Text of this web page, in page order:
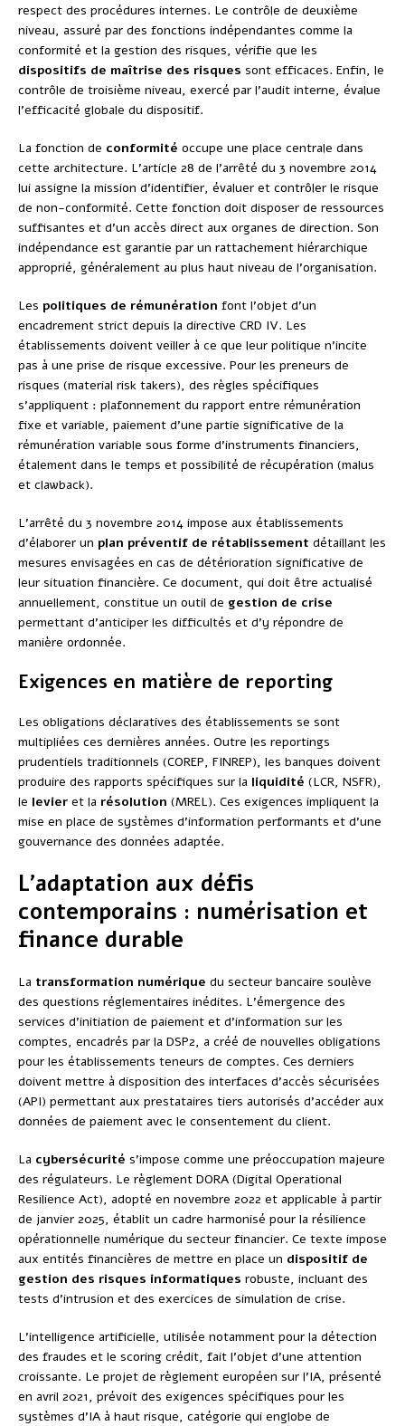
respect des procédures internes. Le contrôle de deuxième
niveau, assuré par des fonctions indépendantes comme la
conformité et la gestion des risques, vérifie que les
dispositifs de maîtrise des risques sont efficaces. Enfin, le
contrôle de troisième niveau, exercé par l’audit interne, évalue
l’efficacité globale du dispositif.
La fonction de conformité occupe une place centrale dans
cette architecture. L’article 28 de l’arrêté du 3 novembre 2014
lui assigne la mission d’identifier, évaluer et contrôler le risque
de non-conformité. Cette fonction doit disposer de ressources
suffisantes et d’un accès direct aux organes de direction. Son
indépendance est garantie par un rattachement hiérarchique
approprié, généralement au plus haut niveau de l’organisation.
Les politiques de rémunération font l’objet d’un
encadrement strict depuis la directive CRD IV. Les
établissements doivent veiller à ce que leur politique n’incite
pas à une prise de risque excessive. Pour les preneurs de
risques (material risk takers), des règles spécifiques
s’appliquent : plafonnement du rapport entre rémunération
fixe et variable, paiement d’une partie significative de la
rémunération variable sous forme d’instruments financiers,
étalement dans le temps et possibilité de récupération (malus
et clawback).
L’arrêté du 3 novembre 2014 impose aux établissements
d’élaborer un plan préventif de rétablissement détaillant les
mesures envisagées en cas de détérioration significative de
leur situation financière. Ce document, qui doit être actualisé
annuellement, constitue un outil de gestion de crise
permettant d’anticiper les difficultés et d’y répondre de
manière ordonnée.
Exigences en matière de reporting
Les obligations déclaratives des établissements se sont
multipliées ces dernières années. Outre les reportings
prudentiels traditionnels (COREP, FINREP), les banques doivent
produire des rapports spécifiques sur la liquidité (LCR, NSFR),
le levier et la résolution (MREL). Ces exigences impliquent la
mise en place de systèmes d’information performants et d’une
gouvernance des données adaptée.
L’adaptation aux défis
contemporains : numérisation et
finance durable
La transformation numérique du secteur bancaire soulève
des questions réglementaires inédites. L’émergence des
services d’initiation de paiement et d’information sur les
comptes, encadrés par la DSP2, a créé de nouvelles obligations
pour les établissements teneurs de comptes. Ces derniers
doivent mettre à disposition des interfaces d’accès sécurisées
(API) permettant aux prestataires tiers autorisés d’accéder aux
données de paiement avec le consentement du client.
La cybersécurité s’impose comme une préoccupation majeure
des régulateurs. Le règlement DORA (Digital Operational
Resilience Act), adopté en novembre 2022 et applicable à partir
de janvier 2025, établit un cadre harmonisé pour la résilience
opérationnelle numérique du secteur financier. Ce texte impose
aux entités financières de mettre en place un dispositif de
gestion des risques informatiques robuste, incluant des
tests d’intrusion et des exercices de simulation de crise.
L’intelligence artificielle, utilisée notamment pour la détection
des fraudes et le scoring crédit, fait l’objet d’une attention
croissante. Le projet de règlement européen sur l’IA, présenté
en avril 2021, prévoit des exigences spécifiques pour les
systèmes d’IA à haut risque, catégorie qui englobe de